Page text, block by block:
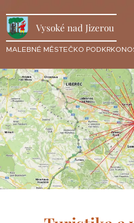
Vysoké nad Jizerou
MALEBNÉ MĚSTEČKO